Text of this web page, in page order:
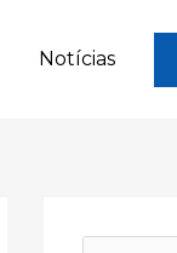
Notícias